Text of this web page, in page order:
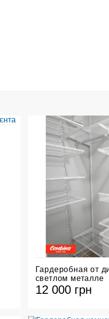
Гардеробная от
светлом металле
12 000 грн